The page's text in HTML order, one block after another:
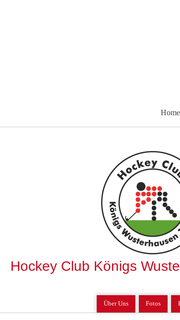
Home
Hockey Club Königs
Über Uns Fotos